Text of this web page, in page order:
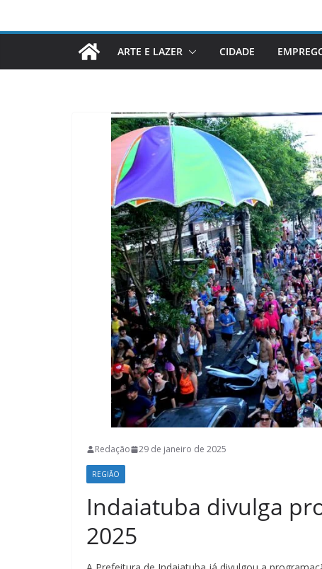
ARTE E LAZER CIDADE
Redação 29 de janeiro de 2025
REGIÃO
Indaiatuba divulga
2025